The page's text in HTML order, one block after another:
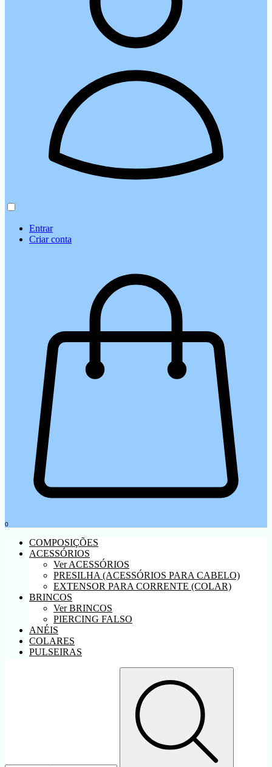
Entrar
Criar conta
0
COMPOSIÇÕES
ACESSÓRIOS
Ver ACESSÓRIOS
PRESILHA (ACESSÓRIOS PARA CABELO)
EXTENSOR PARA CORRENTE (COLAR)
BRINCOS
Ver BRINCOS
PIERCING FALSO
ANÉIS
COLARES
PULSEIRAS